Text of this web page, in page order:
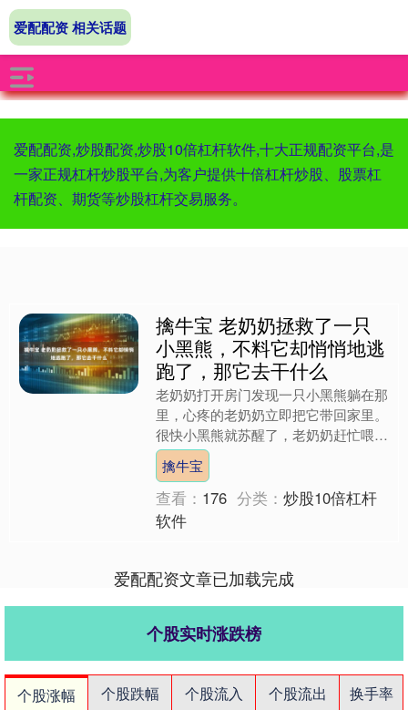
爱配配资,炒股配资,炒股10倍杠杆软件,十大正规配资平台,是
一家正规杠杆炒股平台,为客户提供十倍杠杆炒股、股票杠
杆配资、期货等炒股杠杆交易服务。
爱配配资 相关话题
擒牛宝 老奶奶拯救了一只
小黑熊，不料它却悄悄地逃
跑了，那它去干什么
老奶奶打开房门发现一只小黑熊躺在那
里，心疼的老奶奶立即把它带回家里。
很快小黑熊就苏醒了，老奶奶赶忙喂食
它一些水，接着再切一些肉喂食小黑
熊。饥饿的它大口朵颐起来，....
擒牛宝
查看： 176 分类：炒股10倍杠杆
软件
爱配配资文章已加载完成
个股实时涨跌榜
个股涨幅 个股跌幅 个股流入 个股流出
换手率